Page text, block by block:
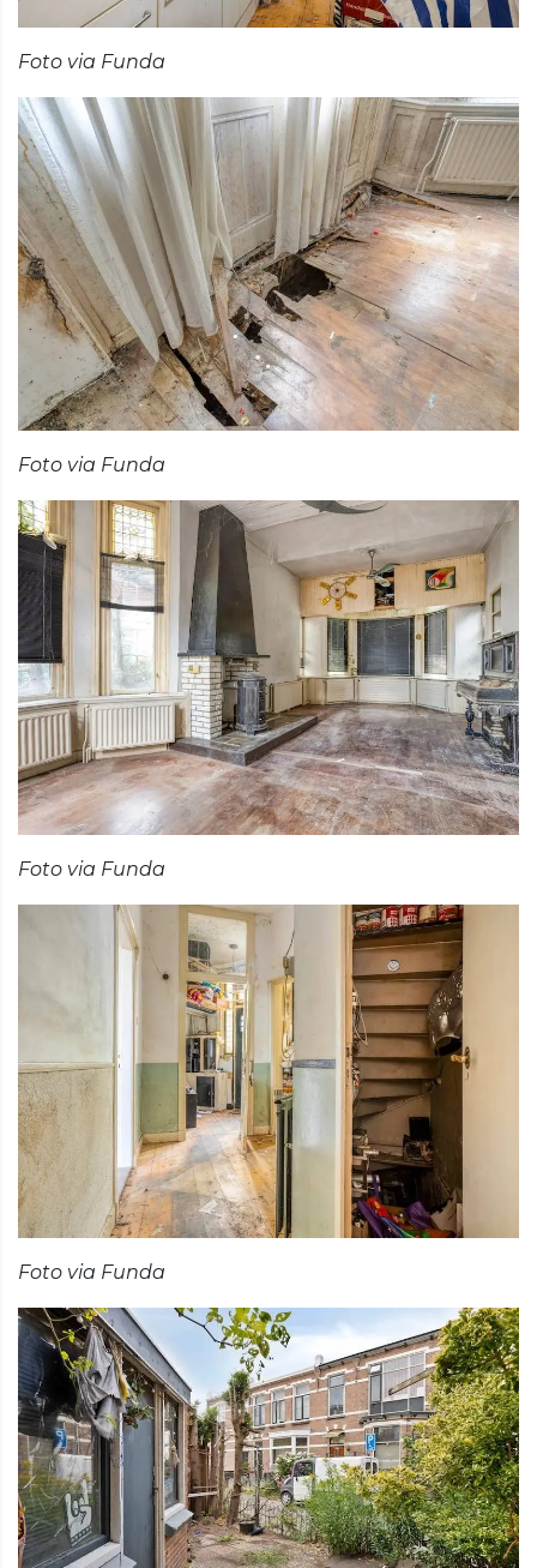
Foto via Funda
Foto via Funda
Foto via Funda
Foto via Funda